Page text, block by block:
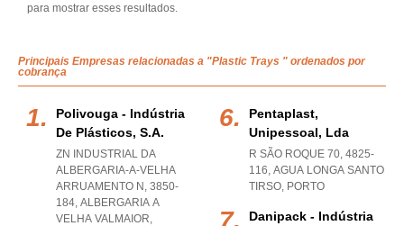
para mostrar esses resultados.
Principais Empresas relacionadas a "Plastic Trays " ordenados por
cobrança
Polivouga - Indústria
De Plásticos, S.a.
ZN INDUSTRIAL DA
ALBERGARIA-A-VELHA
ARRUAMENTO N, 3850-
184, ALBERGARIA A
VELHA VALMAIOR,
Pentaplast,
Unipessoal, Lda
R SÃO ROQUE 70, 4825-
116, AGUA LONGA SANTO
TIRSO, PORTO
Danipack - Indústria